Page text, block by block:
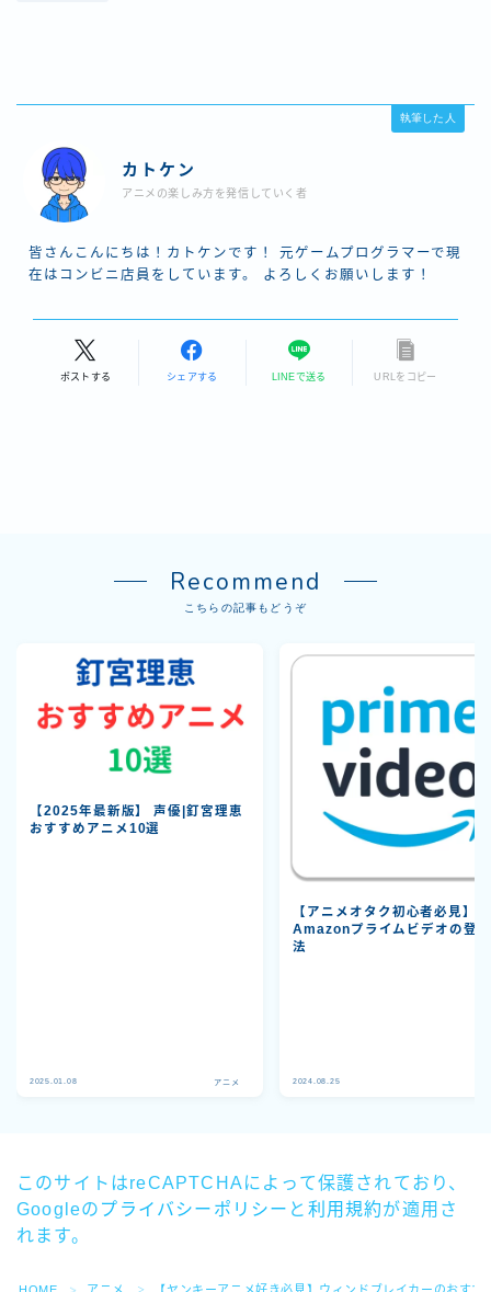
執筆した人
カトケン
アニメの楽しみ方を発信していく者
皆さんこんにちは！カトケンです！ 元ゲームプログラマーで現
在はコンビニ店員をしています。 よろしくお願いします！
ポストする シェアする LINEで送る URLをコピー
Recommend
こちらの記事もどうぞ
【2025年最新版】 声優|釘宮理恵
おすすめアニメ10選
2025.01.08 アニメ
【アニメオタク初心者必見】
Amazonプライムビデオの登
法
2024.08.25
このサイトはreCAPTCHAによって保護されており、
Googleの プライバシーポリシー と 利用規約が適用さ
れます。
＞ ＞